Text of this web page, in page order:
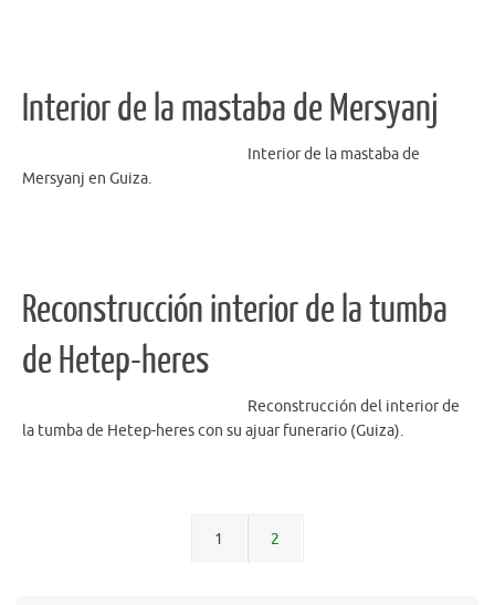
Interior de la mastaba de Mersyanj
Interior de la mastaba de
Mersyanj en Guiza.
Reconstrucción interior de la tumba
de Hetep-heres
Reconstrucción del interior de
la tumba de Hetep-heres con su ajuar funerario (Guiza).
1 2